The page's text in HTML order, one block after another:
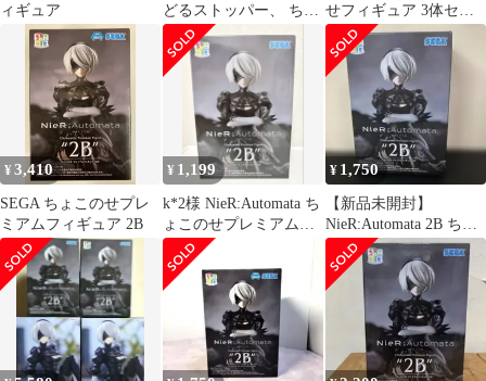
ィギュア
どるストッパー、 ちょ
このせ 4点セット
せフィギュア 3体セッ
ト 2B 9S A2
¥3,410
SEGA ちょこのせプレ
ミアムフィギュア 2B
¥ 1,199
k*2様 NieR:Automata ち
ょこのせプレミアムフ
ィギュア 2B 開封
¥ 1,750
【新品未開封】
NieR:Automata 2B ちょ
このせ プレミアムフィ
ギュア